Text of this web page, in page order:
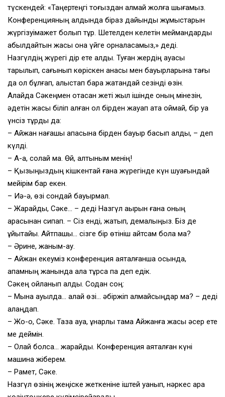
түскендей: «Таңертеңгі тоғыздан қалмай жолға шығамыз.
Конференцияның алдында біраз дайындық жұмыстарын
жүргізуімқажет болып тұр. Шетелден келетін меймандарды
қабылдайтын жақсы қонақ үйге орналасамыз,» деді.
Назгүлдің жүрегі дір ете қалды. Туған жердің ауасы
тарылып, сағынып көріскен анасы мен бауырларына тағы
да қол бұлғап, алыстап бара жатқандай сезінді өзін.
Алайда Сәкеңмен отасқан жеті жыл ішінде оның мінезін,
әдетін жақсы біліп алған ол бірден жауап қата қоймай, бір уақ
үнсіз тұрды да:
– Айжан нағашы апасына бірден бауыр басып қалды, – деп
күлді.
– А-а, солай ма. Өй, алтыным менің!
– Қызыңыздың кішкентай ғана жүрегінде күн шуағындай
мейірім бар екен.
– Иә-ә, өзі сондай бауырмал.
– Жарайды, Сәке… – деді Назгүл ақырын ғана оның
арқасынан сипап. – Сіз енді, жатып, демалыңыз. Біз де
ұйықтайық. Айтпақшы… сізге бір өтініш айтсам бола ма?
– Әрине, жаным-ау.
– Айжан екеуміз конференция аяқталғанша осында,
апамның жанында қала тұрсақ па деп едік.
Сәкең ойланып қалды. Содан соң:
– Мына ауылда… қалай өзі… әбіржіп қалмайсыңдар ма? – деді
алаңдап.
– Жо-оқ, Сәке. Таза ауа, құнарлы тамақ Айжанға жақсы әсер ете
ме деймін.
– Олай болса… жарайды. Конференция аяқталған күні
машина жіберем.
– Рақмет, Сәке.
Назгүл өзінің жеңіске жеткеніне іштей қуанып, нәркес қара